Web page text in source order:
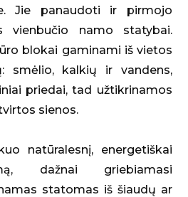
Jie panaudoti ir pirmojo
vienbučio namo statybai.
blokai gaminami iš vietos
smėlio, kalkių ir vandens,
priedai, tad užtikrinamos
sienos.
natūralesnį, energetiškai
dažnai griebiamasi
statomas iš šiaudų ar